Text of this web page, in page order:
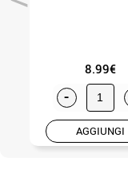
8.99€
-
AGGIUNGI